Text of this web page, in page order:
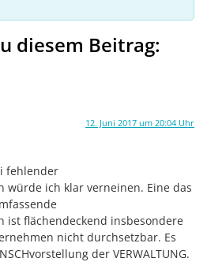
diesem Beitrag:
12. Juni 2017 um 20:04 Uhr
fehlender
würde ich klar verneinen. Eine das
ist flächendeckend insbesondere
nicht durchsetzbar. Es
der VERWALTUNG.